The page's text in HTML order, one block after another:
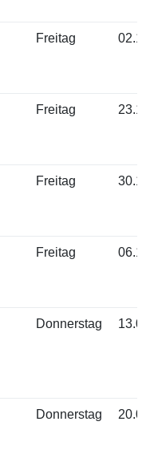
Freitag
Freitag
Freitag
Freitag
Donnerstag
Donnerstag